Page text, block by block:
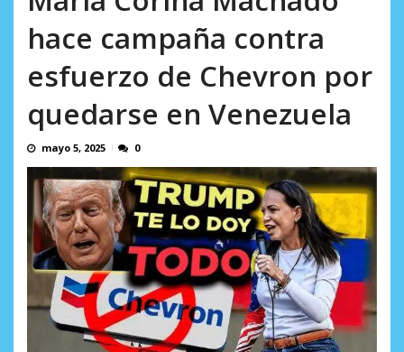
hace campaña contra
esfuerzo de Chevron por
quedarse en Venezuela
mayo 5, 2025 0